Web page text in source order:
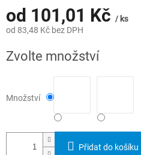
od 101,01 Kč / ks
od 83,48 Kč bez DPH
cena:
Zvolte množství
Množství
Přidat do košíku